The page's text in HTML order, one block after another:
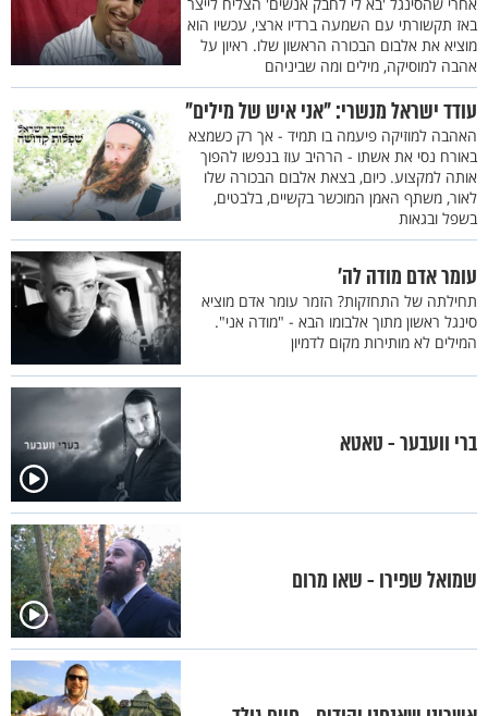
באז תקשורתי עם השמעה ברדיו ארצי, עכשיו הוא
מוציא את אלבום הבכורה הראשון שלו. ראיון על
אהבה למוסיקה, מילים ומה שביניהם
עודד ישראל מנשרי: "אני איש של מילים"
האהבה למוזיקה פיעמה בו תמיד - אך רק כשמצא
באורח נסי את אשתו - הרהיב עוז בנפשו להפוך
אותה למקצוע. כיום, בצאת אלבום הבכורה שלו
לאור, משתף האמן המוכשר בקשיים, בלבטים,
בשפל ובגאות
עומר אדם מודה לה'
תחילתה של התחזקות? הזמר עומר אדם מוציא
סינגל ראשון מתוך אלבומו הבא - "מודה אני".
המילים לא מותירות מקום לדמיון
ברי וועבער - טאטא
שמואל שפירו - שאו מרום